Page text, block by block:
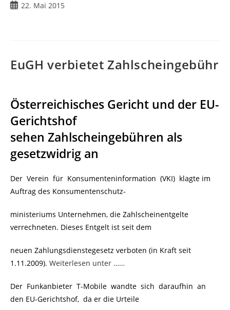
22. Mai 2015
EuGH verbietet Zahlscheingebühr
Österreichisches Gericht und der EU-
Gerichtshof
sehen Zahlscheingebühren als
gesetzwidrig an
Der Verein für Konsumenteninformation (VKI) klagte im
Auftrag des Konsumentenschutz-
ministeriums Unternehmen, die Zahlscheinentgelte
verrechneten. Dieses Entgelt ist seit dem
neuen Zahlungsdienstegesetz verboten (in Kraft seit
1.11.2009). Weiterlesen unter ……
Der Funkanbieter T-Mobile wandte sich daraufhin an
den EU-Gerichtshof, da er die Urteile